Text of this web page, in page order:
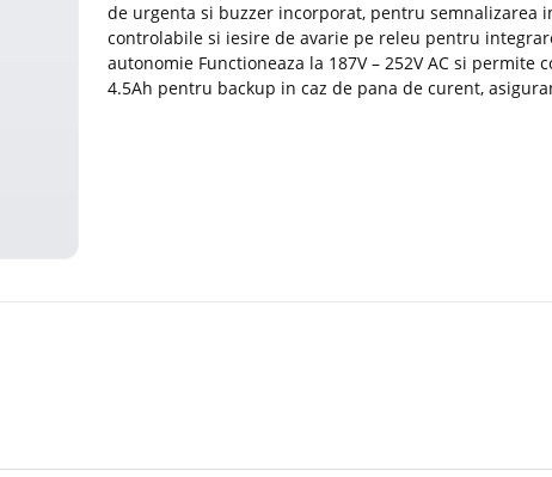
de urgenta si buzzer incorporat, pentru semnalizarea
controlabile si iesire de avarie pe releu pentru
autonomie Functioneaza la 187V – 252V AC si permite
4.5Ah pentru backup in caz de pana de curent,